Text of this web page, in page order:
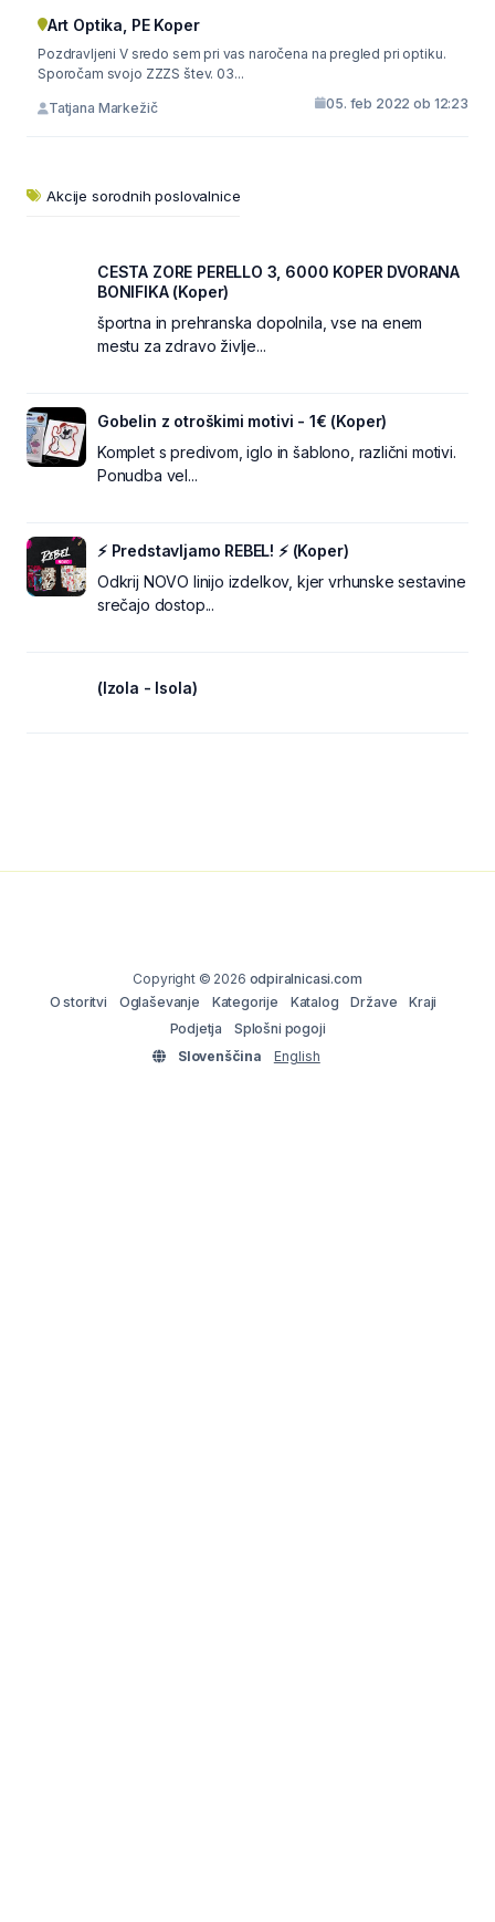
Art Optika, PE Koper
Pozdravljeni V sredo sem pri vas naročena na pregled pri optiku.
Sporočam svojo ZZZS štev. 03...
Tatjana Markežič 05. feb 2022 ob 12:23
Akcije sorodnih poslovalnice
CESTA ZORE PERELLO 3, 6000 KOPER DVORANA
BONIFIKA (Koper)
športna in prehranska dopolnila, vse na enem
mestu za zdravo življe...
Gobelin z otroškimi motivi - 1€ (Koper)
Komplet s predivom, iglo in šablono, različni motivi.
Ponudba vel...
⚡ Predstavljamo REBEL! ⚡ (Koper)
Odkrij NOVO linijo izdelkov, kjer vrhunske sestavine
srečajo dostop...
(Izola - Isola)
Copyright © 2026 odpiralnicasi.com
O storitvi
Oglaševanje Kategorije Katalog Države
Kraji
Podjetja
Splošni pogoji
Slovenščina
English